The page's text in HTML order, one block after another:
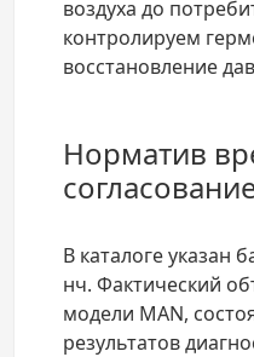
воздуха до
контролируем
восстановление
Норматив
В каталоге указан
нч. Фактический
модели MAN,
результатов